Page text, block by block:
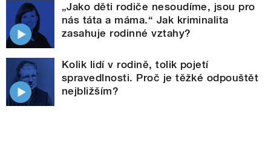
„Jako děti rodiče nesoudíme, jsou pro
nás táta a máma.“ Jak kriminalita
zasahuje rodinné vztahy?
Kolik lidí v rodině, tolik pojetí
spravedlnosti. Proč je těžké odpouštět
nejbližším?